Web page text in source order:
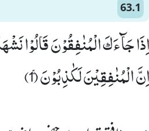
63.1
اِذَا جَآءَكَ الْمُنٰفِقُوْنَ قَالُوْا
اِنَّ الْمُنٰفِقِیْنَ لَكٰذِبُوْنَۚ (1)